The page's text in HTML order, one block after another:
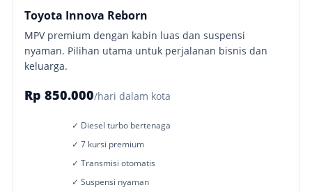
Toyota Innova Reborn
MPV premium dengan kabin luas dan suspensi
nyaman. Pilihan utama untuk perjalanan bisnis dan
keluarga.
Rp 850.000/hari dalam kota
✓ Diesel turbo bertenaga
✓ 7 kursi premium
✓ Transmisi otomatis
✓ Suspensi nyaman